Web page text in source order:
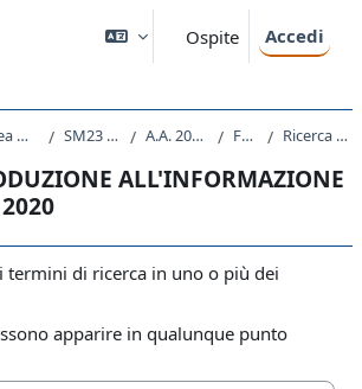
Ospite Accedi
Laurea Magistrale SM23 - FISICA A.A. 2020 - 2021 Forum Ricerca avanzata
ALL'INFORMAZIONE
termini di ricerca in uno o più dei
apparire in qualunque punto